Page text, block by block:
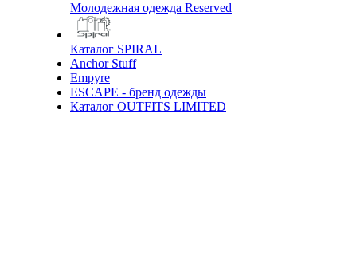
Молодежная одежда Reserved
Каталог SPIRAL
Anchor Stuff
Empyre
ESCAPE - бренд одежды
Каталог OUTFITS LIMITED